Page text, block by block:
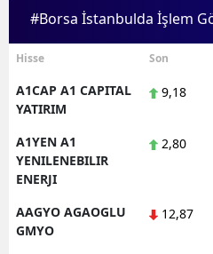
#Borsa İstanbulda İşlem
Hisse Son
A1CAP A1 CAPITAL
YATIRIM
9,18
A1YEN A1
YENILENEBILIR
ENERJI
2,80
AAGYO AGAOGLU
GMYO
12,87